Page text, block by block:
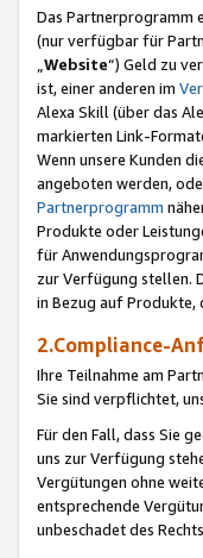
Das Partnerprogramm
(nur verfügbar für
Website“) Geld zu
ist, einer anderen im
Alexa Skill (über das
markierten Link-
Wenn unsere Kunden
angeboten werden,
Partnerprogramm
Produkte oder
für
zur Verfügung stellen.
in Bezug auf Produkte,
2.Compliance-
Ihre Teilnahme am
Sie sind verpflichtet,
Für den Fall, dass Sie
uns zur Verfügung
Vergütungen ohne
entsprechende
unbeschadet des